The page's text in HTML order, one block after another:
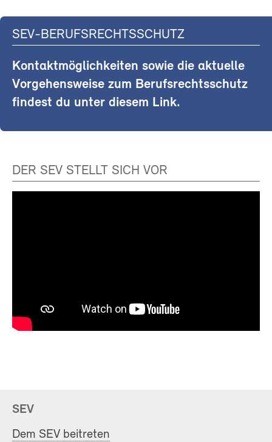
SEV-BERUFSRECHTSSCHUTZ
Kontaktmöglichkeiten sowie die aktuelle
Vorgehensweise zum Berufsrechtsschutz
findest du unter diesem Link.
DER SEV STELLT SICH VOR
SEV
Dem SEV beitreten